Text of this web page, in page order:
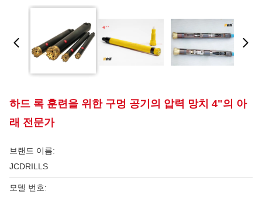
하드 록 훈련을 위한 구멍 공기의 압력 망치 4"의 아
래 전문가
브랜드 이름:
JCDRILLS
모델 번호: